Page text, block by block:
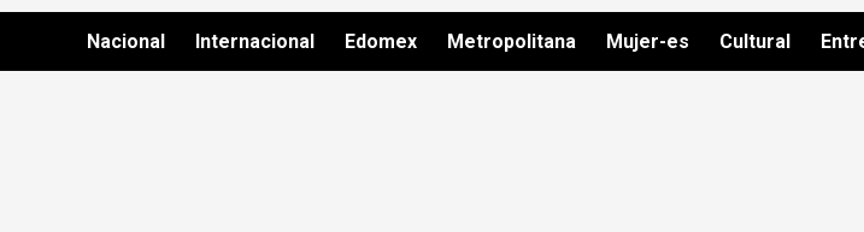
Nacional Internacional Edomex Metropolitana Mujer-es Cultural